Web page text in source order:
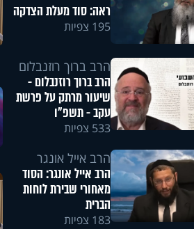
ראה: סוד מעלת הצדקה
195 צפיות
הרב ברוך רוזנבלום
הרב ברוך רוזנבלום -
שיעור מרתק על פרשת
עקב - תשפ"ו
533 צפיות
הרב אייל אונגר
הרב אייל אונגר: הסוד
מאחורי שבירת לוחות
הברית
183 צפיות